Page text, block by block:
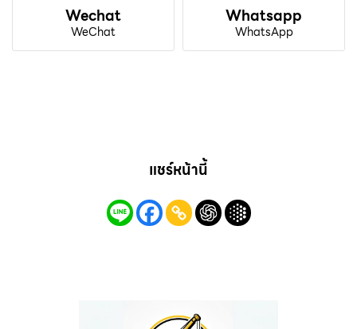
Wechat
WeChat
Whatsapp
WhatsApp
แชร์หน้านี้